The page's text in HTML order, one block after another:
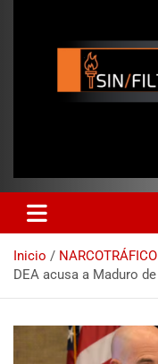
Inicio
NARCOTRÁFICO
DEA acusa a Maduro